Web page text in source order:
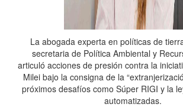
La abogada experta en políticas de
secretaria de Política Ambiental y
articuló acciones de presión contra la
Milei bajo la consigna de la
próximos desafíos como Súper RIGI y la
automatizadas.